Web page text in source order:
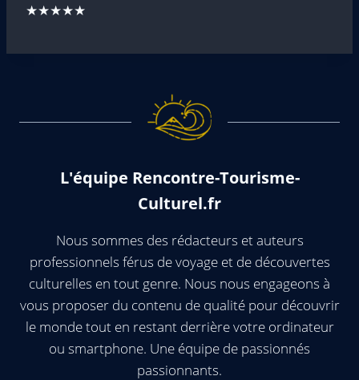
★★★★★
L'équipe Rencontre-Tourisme-
Culturel.fr
Nous sommes des rédacteurs et auteurs
professionnels férus de voyage et de découvertes
culturelles en tout genre. Nous nous engageons à
vous proposer du contenu de qualité pour découvrir
le monde tout en restant derrière votre ordinateur
ou smartphone. Une équipe de passionnés
passionnants.